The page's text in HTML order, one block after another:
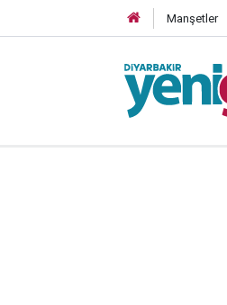
Manşetler